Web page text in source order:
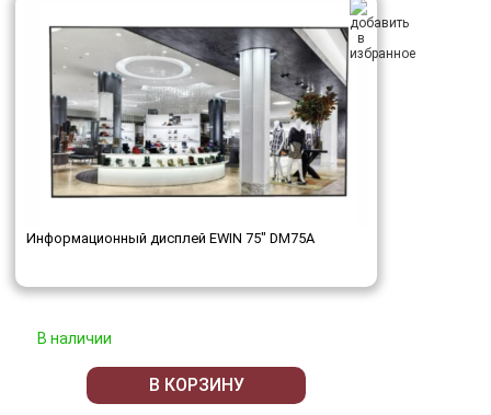
Информационный дисплей EWIN 75" DM75A
В наличии
В КОРЗИНУ